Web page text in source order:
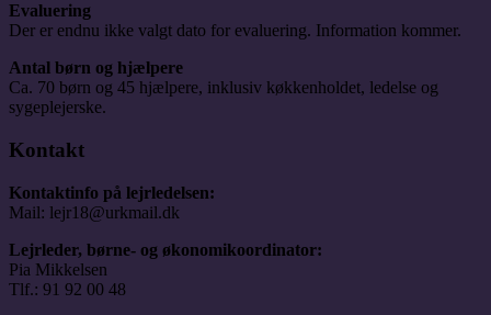
Evaluering
Der er endnu ikke valgt dato for evaluering. Information kommer.
Antal børn og hjælpere
Ca. 70 børn og 45 hjælpere, inklusiv køkkenholdet, ledelse og
sygeplejerske.
Kontakt
Kontaktinfo på lejrledelsen:
Mail: lejr18@urkmail.dk
Lejrleder, børne- og økonomikoordinator:
Pia Mikkelsen
Tlf.: 91 92 00 48